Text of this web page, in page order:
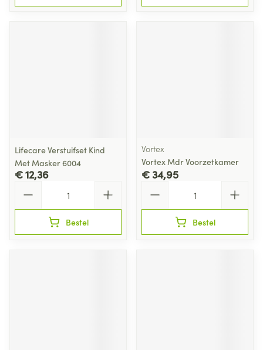
Lifecare Verstuifset Kind
Met Masker 6004
€ 12,36
Bestel
Vortex
Vortex Mdr Voorzetkamer
€ 34,95
Bestel